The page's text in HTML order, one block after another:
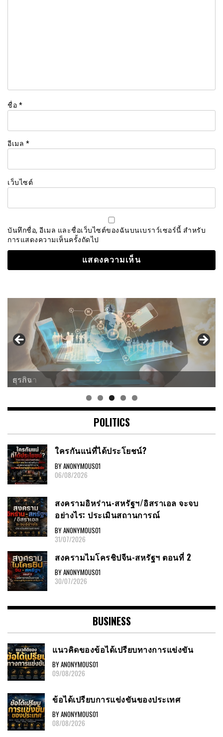
ชื่อ *
อีเมล *
เว็บไซต์
บันทึกชื่อ, อีเมล และชื่อเว็บไซต์ของฉันบนเบราว์เซอร์นี้ สำหรับ
การแสดงความเห็นครั้งถัดไป
ศาสนา
POLITICS
ใครกันแน่ที่ได้ประโยชน์?
BY ANONYMOUS01
06/08/2026
สงครามอิหร่าน-สหรัฐฯ/อิสราเอล จะจบ
อย่างไร: ประเมินสถานการณ์
BY ANONYMOUS01
31/07/2026
สงครามไมโครชิปจีน-สหรัฐฯ ตอนที่ 2
BY ANONYMOUS01
30/07/2026
BUSINESS
แนวคิดของข้อได้เปรียบทางการแข่งขัน
BY ANONYMOUS01
09/08/2026
ข้อได้เปรียบการแข่งขันของประเทศ
BY ANONYMOUS01
08/08/2026